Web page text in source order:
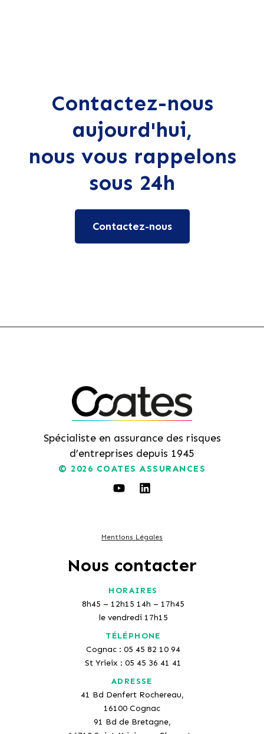
Contactez-nous
aujourd'hui,
nous vous rappelons
sous 24h
Contactez-nous
Spécialiste en assurance des risques
d’entreprises depuis 1945
© 2026 COATES ASSURANCES
Mentions Légales
Nous contacter
HORAIRES
8h45 – 12h15 14h – 17h45
le vendredi 17h15
TÉLÉPHONE
Cognac : 05 45 82 10 94
St Yrieix : 05 45 36 41 41
ADRESSE
41 Bd Denfert Rochereau,
16100 Cognac
91 Bd de Bretagne,